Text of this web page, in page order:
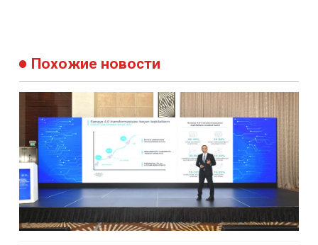
Похожие новости